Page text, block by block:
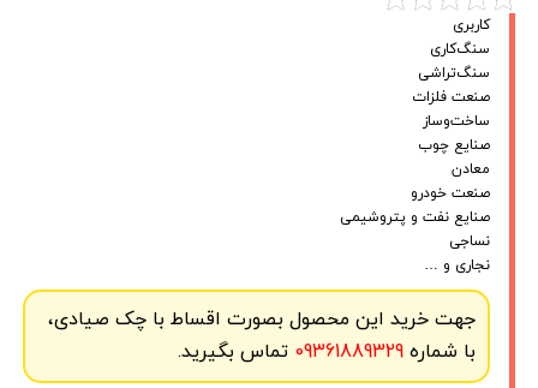
کاربری
سنگ‌کاری
سنگ‌تراشی
صنعت فلزات
ساخت‌وساز
صنایع چوب
معادن
صنعت خودرو
صنایع نفت و پتروشیمی
نساجی
نجاری و …
جهت خرید این محصول بصورت اقساط با چک صیادی،
با شماره09361889329 تماس بگیرید.